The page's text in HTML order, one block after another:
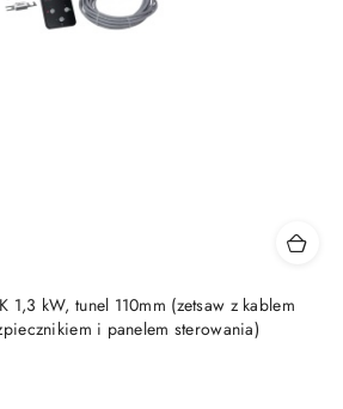
1,3 kW, tunel 110mm (zetsaw z kablem
i panelem sterowania)